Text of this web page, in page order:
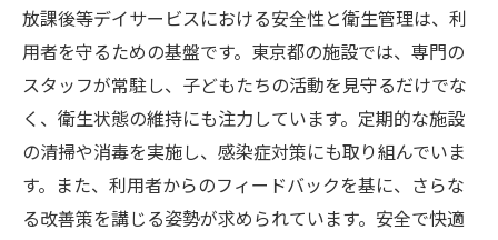
放課後等デイサービスにおける安全性と衛生管理は、利
用者を守るための基盤です。東京都の施設では、専門の
スタッフが常駐し、子どもたちの活動を見守るだけでな
く、衛生状態の維持にも注力しています。定期的な施設
の清掃や消毒を実施し、感染症対策にも取り組んでいま
す。また、利用者からのフィードバックを基に、さらな
る改善策を講じる姿勢が求められています。安全で快適